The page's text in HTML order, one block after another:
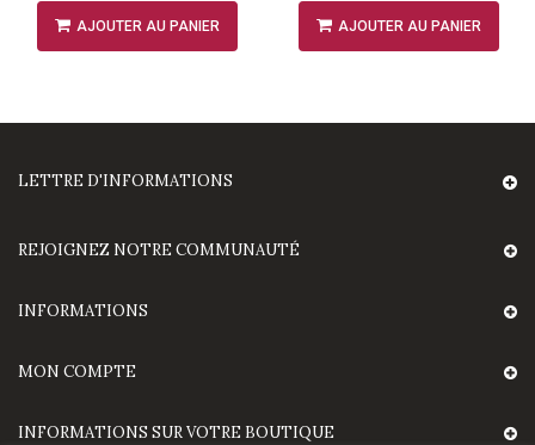
AJOUTER AU PANIER AJOUTER AU PANIER
LETTRE D'INFORMATIONS
REJOIGNEZ NOTRE COMMUNAUTÉ
INFORMATIONS
MON COMPTE
INFORMATIONS SUR VOTRE BOUTIQUE